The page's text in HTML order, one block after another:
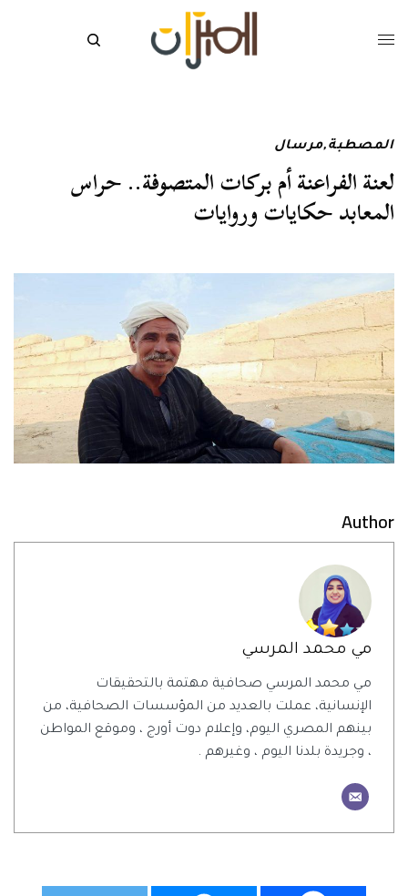
المصطبة,مرسال
لعنة الفراعنة أم بركات المتصوفة.. حراس
المعابد حكايات وروايات
Author
مي محمد المرسي
مي محمد المرسي صحافية مهتمة بالتحقيقات
الإنسانية، عملت بالعديد من المؤسسات الصحافية، من
بينهم المصري اليوم، وإعلام دوت أورج ، وموقع المواطن
، وجريدة بلدنا اليوم ، وغيرهم .